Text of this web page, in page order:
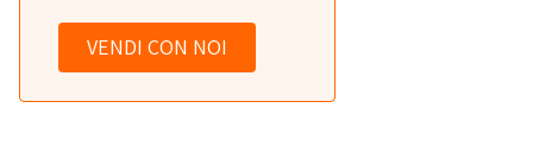
VENDI CON NOI